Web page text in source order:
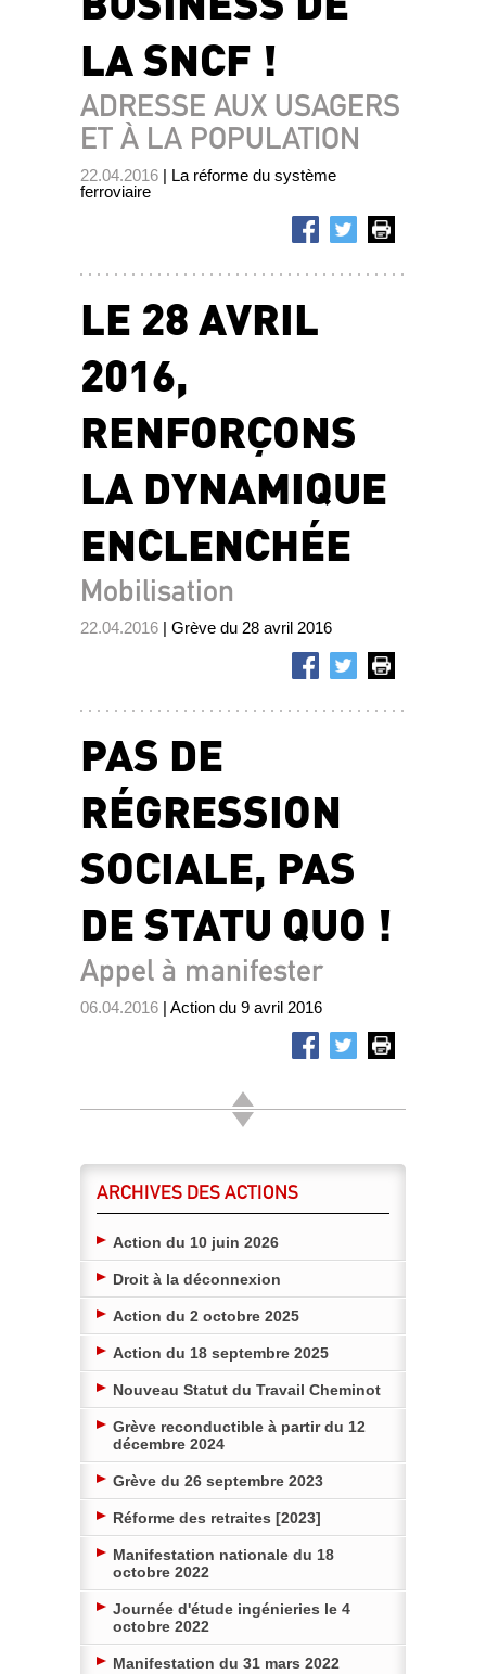
LA SNCF !
ADRESSE AUX USAGERS
ET À LA POPULATION
22.04.2016 | La réforme du système
ferroviaire
LE 28 AVRIL
2016,
RENFORÇONS
LA DYNAMIQUE
ENCLENCHÉE
Mobilisation
22.04.2016 | Grève du 28 avril 2016
PAS DE
RÉGRESSION
SOCIALE, PAS
DE STATU QUO !
Appel à manifester
06.04.2016 | Action du 9 avril 2016
ARCHIVES DES ACTIONS
Action du 10 juin 2026
Droit à la déconnexion
Action du 2 octobre 2025
Action du 18 septembre 2025
Nouveau Statut du Travail Cheminot
Grève reconductible à partir du 12
décembre 2024
Grève du 26 septembre 2023
Réforme des retraites [2023]
Manifestation nationale du 18
octobre 2022
Journée d'étude ingénieries le 4
octobre 2022
Manifestation du 31 mars 2022